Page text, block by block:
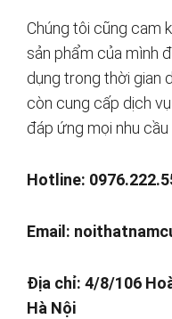
Chúng tôi cũng cam
sản phẩm của mình
dụng trong thời gian
còn cung cấp dịch
đáp ứng mọi nhu cầu
Hotline:
Email:
Địa chỉ: 4/8/106
Hà Nội